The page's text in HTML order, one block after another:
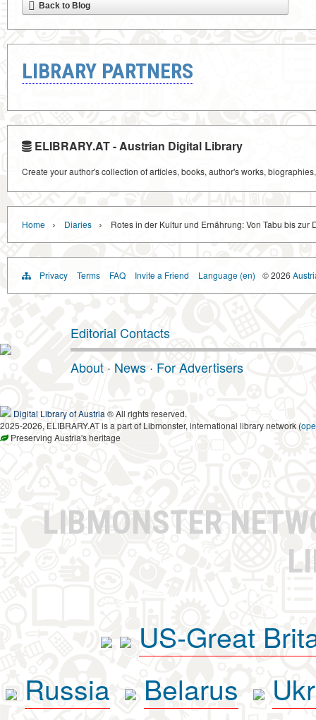
Back to Blog
LIBRARY PARTNERS
ELIBRARY.AT - Austrian Digital Library
Create your author's collection of articles, books, author's works,
Home › Diaries › Rotes in der Kultur und Ernährung: Von Tabu bis zur
Privacy Terms FAQ Invite a Friend Language (en) © 2026
Editorial Contacts
About · News · For Advertisers
Digital Library of Austria ® All rights reserved.
2025-2026, ELIBRARY.AT is a part of Libmonster, international library network (
Preserving Austria's heritage
LIBMONSTER
US-Great
Russia
Belarus